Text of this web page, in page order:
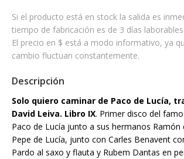
Si el producto está en stock la salida es
tiempo de fabricación es de 3 días laborables
El precio en $ está a modo informativo, ya
cambio fluctuan constantemente.
Descripción
Solo quiero caminar de Paco de Lucía,
David Leiva. Libro IX. Primer disco del
Paco de Lucía junto a sus hermanos Ramón
Pepe de Lucía, junto con Carles Benavent
Pardo al saxo y flauta y Rubem Dantas en